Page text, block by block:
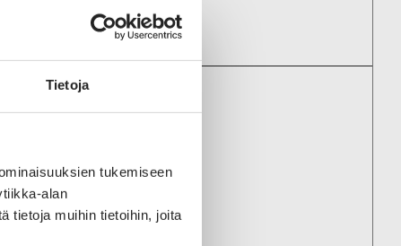
Tietoja
tukemiseen
alan
tietoja muihin tietoihin, joita